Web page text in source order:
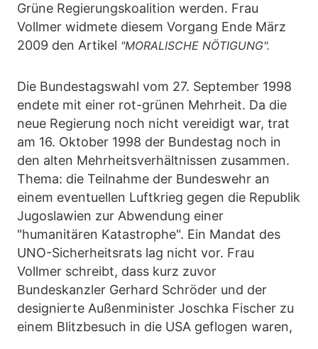
Grüne Regierungskoalition werden. Frau
Vollmer widmete diesem Vorgang Ende März
2009 den Artikel "MORALISCHE NÖTIGUNG".
Die Bundestagswahl vom 27. September 1998
endete mit einer rot-grünen Mehrheit. Da die
neue Regierung noch nicht vereidigt war, trat
am 16. Oktober 1998 der Bundestag noch in
den alten Mehrheitsverhältnissen zusammen.
Thema: die Teilnahme der Bundeswehr an
einem eventuellen Luftkrieg gegen die Republik
Jugoslawien zur Abwendung einer
"humanitären Katastrophe". Ein Mandat des
UNO-Sicherheitsrats lag nicht vor. Frau
Vollmer schreibt, dass kurz zuvor
Bundeskanzler Gerhard Schröder und der
designierte Außenminister Joschka Fischer zu
einem Blitzbesuch in die USA geflogen waren,